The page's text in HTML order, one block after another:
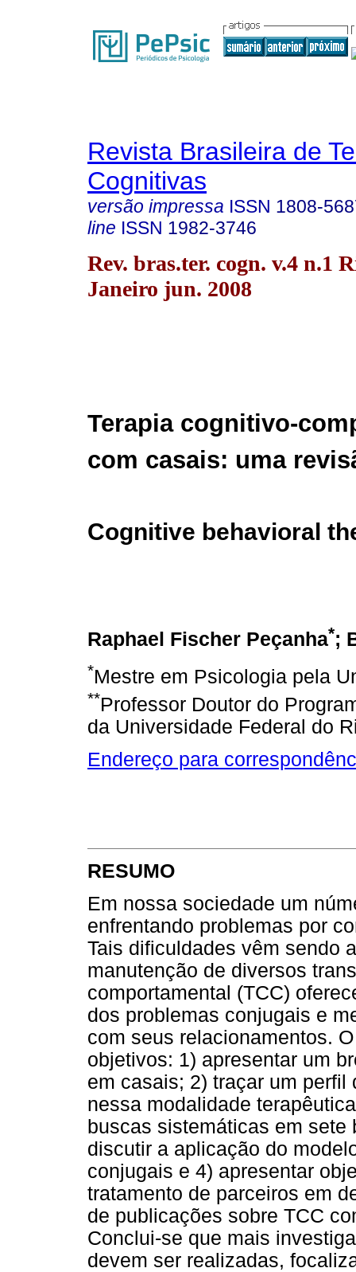
Revista Brasileira de
Cognitivas
versão impressa ISSN 1808-
line ISSN 1982-3746
Rev. bras.ter. cogn. v.4 n.1
Janeiro jun. 2008
Terapia cognitivo-
com casais: uma
Cognitive behavioral
Raphael Fischer Peçanha*;
*Mestre em Psicologia pela
**Professor Doutor do
da Universidade Federal do
Endereço para
RESUMO
Em nossa sociedade um
enfrentando problemas por
Tais dificuldades vêm sendo
manutenção de diversos
comportamental (TCC)
dos problemas conjugais e
com seus relacionamentos.
objetivos: 1) apresentar um
em casais; 2) traçar um
nessa modalidade
buscas sistemáticas em
discutir a aplicação do
conjugais e 4) apresentar
tratamento de parceiros em
de publicações sobre TCC
Conclui-se que mais
devem ser realizadas,